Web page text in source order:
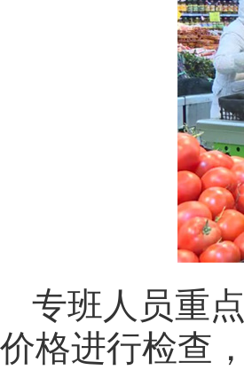
专班人员重
价格进行检查